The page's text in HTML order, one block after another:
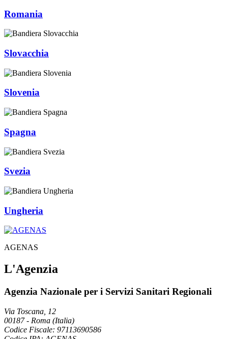
Romania
Slovacchia
Slovenia
Spagna
Svezia
Ungheria
AGENAS
L'Agenzia
Agenzia Nazionale per i Servizi Sanitari Regionali
Via Toscana, 12
00187- Roma (Italia)
Codice Fiscale: 97113690586